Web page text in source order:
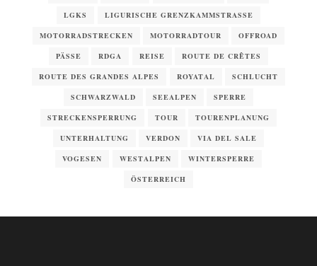
LGKS LIGURISCHE GRENZKAMMSTRASSE
MOTORRADSTRECKEN MOTORRADTOUR OFFROAD
PÄSSE RDGA REISE ROUTE DE CRÊTES
ROUTE DES GRANDES ALPES ROYATAL SCHLUCHT
SCHWARZWALD SEEALPEN SPERRE
STRECKENSPERRUNG TOUR TOURENPLANUNG
UNTERHALTUNG VERDON VIA DEL SALE
VOGESEN WESTALPEN WINTERSPERRE
ÖSTERREICH